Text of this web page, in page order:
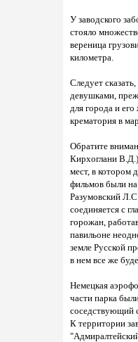
У заводского
стояло
вереница
километра.
Следует
девушками,
для города и
крематория в
Обратите
Кирхоглани
мест, в котором
фильмов были
Разумовский
соединяется с
горожан,
павильоне
земле Русской
в нем все же
Немецкая
части парка
соседствующий
К территории